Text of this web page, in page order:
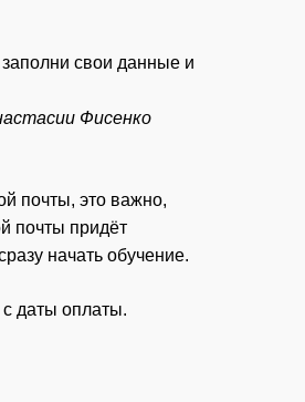
свои данные и
Фисенко
почты, это важно,
почты придёт
начать обучение.
с даты оплаты.